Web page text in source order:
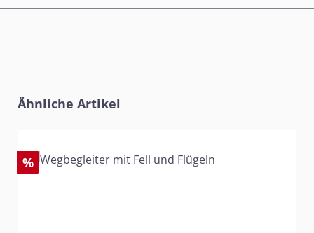
Produktgalerie überspringen
Ähnliche Artikel
%